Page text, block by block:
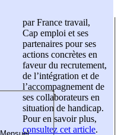
par France travail,
Cap emploi et ses
partenaires pour ses
actions concrètes en
faveur du recrutement,
de l’intégration et de
l’accompagnement de
ses collaborateurs en
situation de handicap.
Pour en savoir plus,
consultez cet article.